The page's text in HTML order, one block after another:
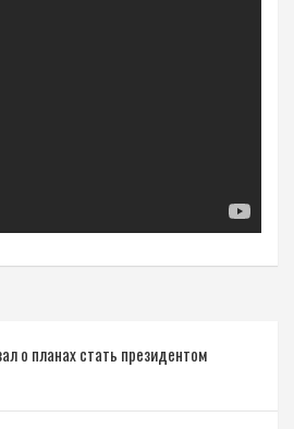
о планах стать президентом